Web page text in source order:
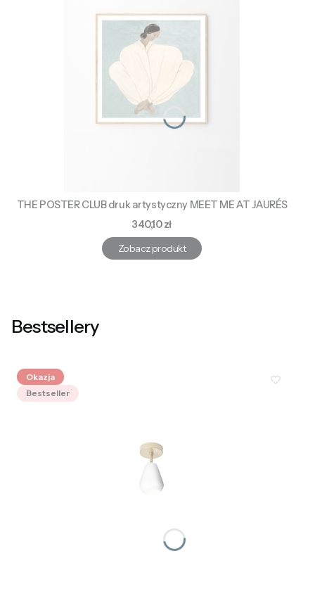
THE POSTER CLUB druk artystyczny MEET ME AT JAURÉS
Cena
340,10 zł
Zobacz produkt
Bestsellery
Okazja
Bestseller